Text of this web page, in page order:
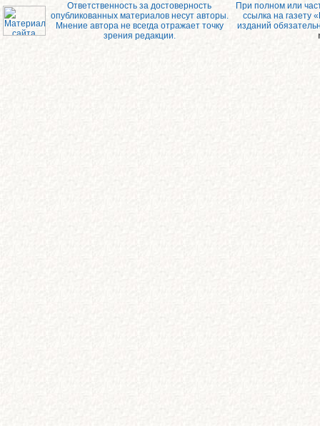
Ответственность за достоверность
опубликованных материалов несут авторы.
Мнение автора не всегда отражает точку
зрения редакции.
При полном или
ссылка на газету
изданий